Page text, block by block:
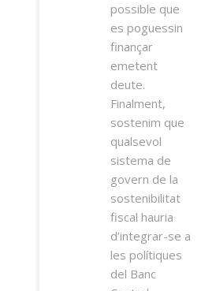
possible que
es poguessin
finançar
emetent
deute.
Finalment,
sostenim que
qualsevol
sistema de
govern de la
sostenibilitat
fiscal hauria
d’integrar-se a
les polítiques
del Banc